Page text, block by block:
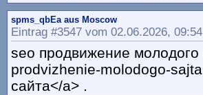
spms_qbEa aus Moscow
Eintrag #3547 vom 02.06.2026,
seo продвижение
prodvizhenie-molodogo-
сайта</a> .